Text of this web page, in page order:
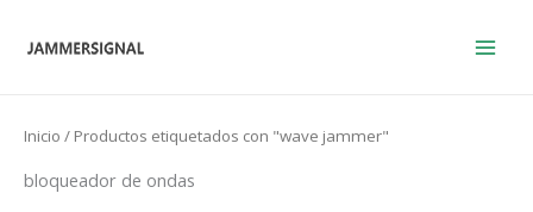
Inicio / Productos etiquetados con "wave jammer"
bloqueador de ondas